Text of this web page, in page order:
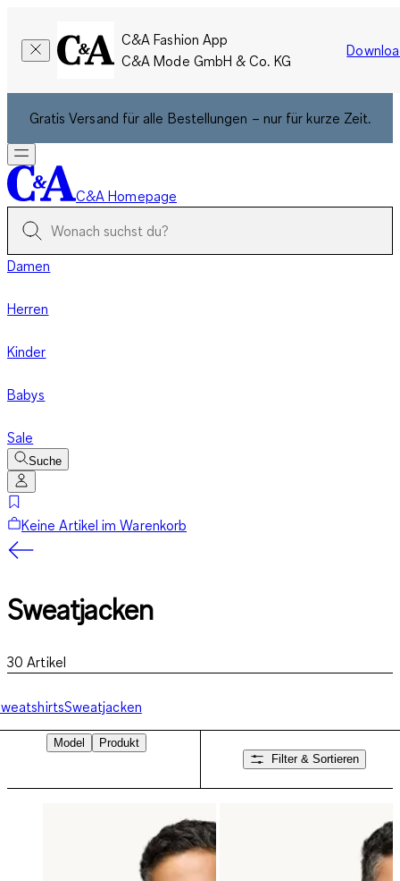
C&A Fashion App
C&A Mode GmbH & Co. KG
Gratis Versand für alle Bestellungen – nur für kurze Zeit.
C&A Homepage
Damen
Herren
Kinder
Babys
Sale
Suche
Keine Artikel im Warenkorb
Sweatjacken
30 Artikel
Sweatjacken
Model
Produkt
Filter & Sortieren